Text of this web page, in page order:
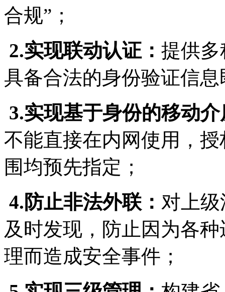
合规”；
2.实现联动认证： 提供
具备合法的身份验证信
3.实现基于身份的移动
不能直接在内网使用，
围均预先指定；
4. 防止非法外联： 对上
及时发现，防止因为各
理而造成安全事件；